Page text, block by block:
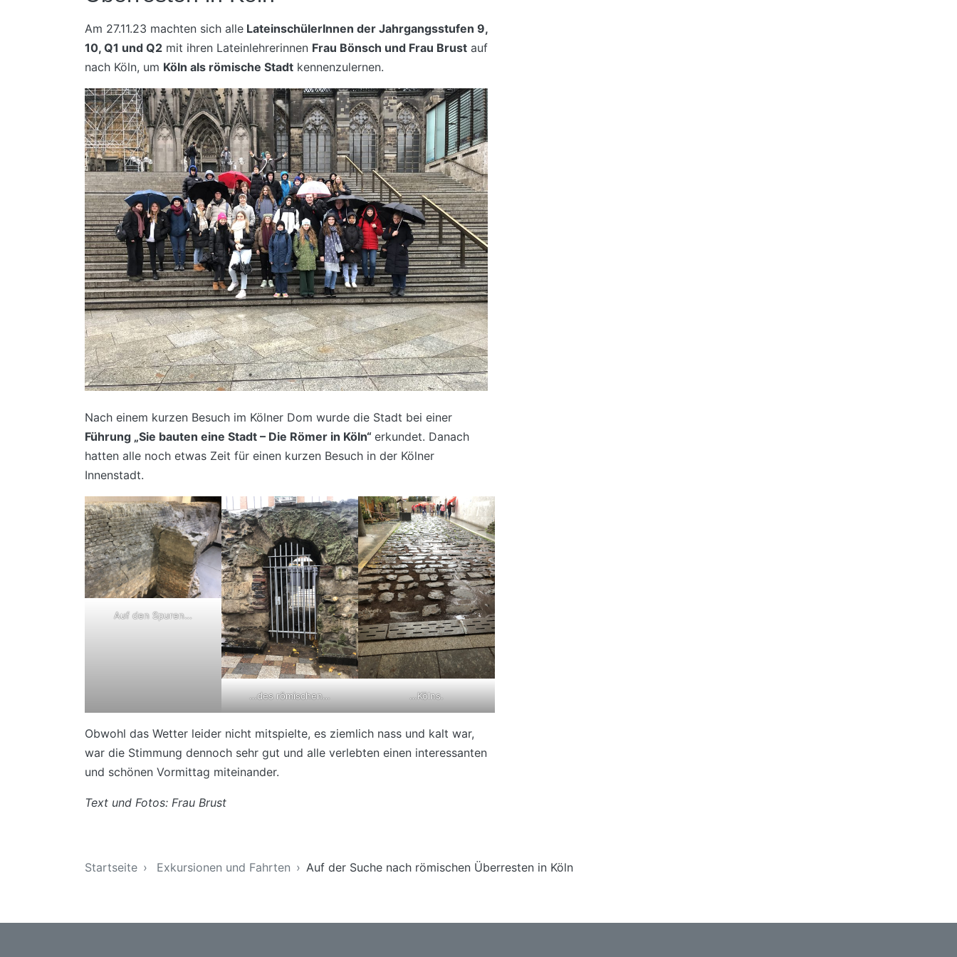
Am 27.11.23 machten sich alle LateinschülerInnen der Jahrgangsstufen 9,
10, Q1 und Q2 mit ihren Lateinlehrerinnen Frau Bönsch und Frau Brust auf
nach Köln, um Köln als römische Stadt kennenzulernen.
Nach einem kurzen Besuch im Kölner Dom wurde die Stadt bei einer
Führung „Sie bauten eine Stadt – Die Römer in Köln“ erkundet. Danach
hatten alle noch etwas Zeit für einen kurzen Besuch in der Kölner
Innenstadt.
Auf den Spuren…
…des römischen… …Kölns.
Obwohl das Wetter leider nicht mitspielte, es ziemlich nass und kalt war,
war die Stimmung dennoch sehr gut und alle verlebten einen interessanten
und schönen Vormittag miteinander.
Text und Fotos: Frau Brust
Startseite Exkursionen und Fahrten Auf der Suche nach römischen Überresten in Köln